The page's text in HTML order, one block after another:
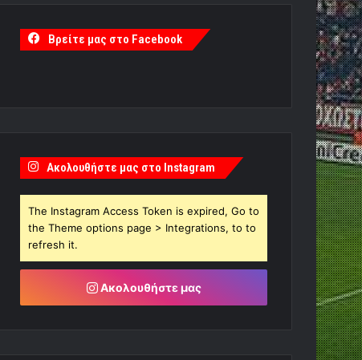
Βρείτε μας στο Facebook
Ακολουθήστε μας στο Instagram
The Instagram Access Token is expired, Go to
the Theme options page > Integrations, to to
refresh it.
Ακολουθήστε μας